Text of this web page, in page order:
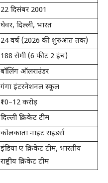
22 दिसंबर 2001
घेवर, दिल्ली, भारत
24 वर्ष (2026 की शुरुआत तक)
188 सेमी (6 फीट 2 इंच)
बॉलिंग ऑलराउंडर
गंगा इंटरनेशनल स्कूल
₹10–12 करोड़
दिल्ली क्रिकेट टीम
कोलकाता नाइट राइडर्स
इंडिया ए क्रिकेट टीम, भारतीय
राष्ट्रीय क्रिकेट टीम